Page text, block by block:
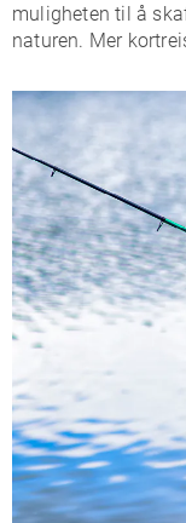
muligheten til å
naturen. Mer